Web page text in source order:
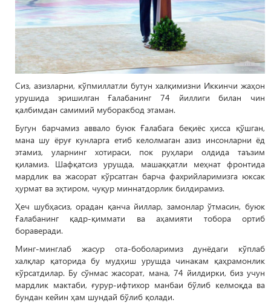
Сиз, азизларни, кўпмиллатли бутун халқимизни Иккинчи жаҳон
урушида эришилган Ғалабанинг 74 йиллиги билан чин
қалбимдан самимий муборакбод этаман.
Бугун барчамиз аввало буюк Ғалабага беқиёс ҳисса қўшган,
мана шу ёруғ кунларга етиб келолмаган азиз инсонларни ёд
этамиз, уларнинг хотираси, пок руҳлари олдида таъзим
қиламиз. Шафқатсиз урушда, машаққатли меҳнат фронтида
мардлик ва жасорат кўрсатган барча фахрийларимизга юксак
ҳурмат ва эҳтиром, чуқур миннатдорлик билдирамиз.
Ҳеч шубҳасиз, орадан қанча йиллар, замонлар ўтмасин, буюк
Ғалабанинг қадр-қиммати ва аҳамияти тобора ортиб
бораверади.
Минг-минглаб жасур ота-боболаримиз дунёдаги кўплаб
халқлар қаторида бу мудҳиш урушда чинакам қаҳрамонлик
кўрсатдилар. Бу сўнмас жасорат, мана, 74 йилдирки, биз учун
мардлик мактаби, ғурур-ифтихор манбаи бўлиб келмоқда ва
бундан кейин ҳам шундай бўлиб қолади.